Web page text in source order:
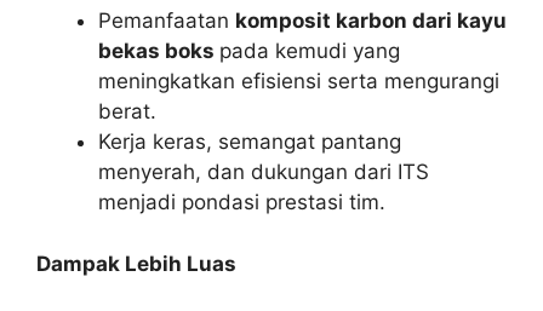
Pemanfaatan komposit karbon dari kayu
bekas boks pada kemudi yang
meningkatkan efisiensi serta mengurangi
berat.
Kerja keras, semangat pantang
menyerah, dan dukungan dari ITS
menjadi pondasi prestasi tim.
Dampak Lebih Luas